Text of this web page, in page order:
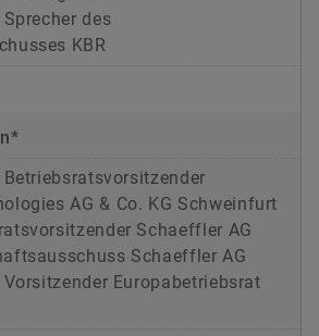
des
KBR
AG & Co. KG Schweinfurt
Schaeffler AG
Schaeffler AG
Europabetriebsrat